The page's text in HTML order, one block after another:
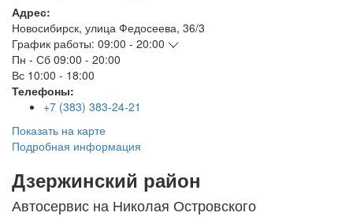
Адрес:
Новосибирск, улица Федосеева, 36/3
График работы: 09:00 - 20:00
Пн - Сб 09:00 - 20:00
Вс 10:00 - 18:00
Телефоны:
+7 (383) 383-24-21
Показать на карте
Подробная информация
Дзержинский район
Автосервис на Николая Островского